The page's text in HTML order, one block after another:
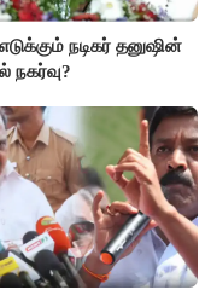
நடிகர் தனுஷின்
நகர்வு?